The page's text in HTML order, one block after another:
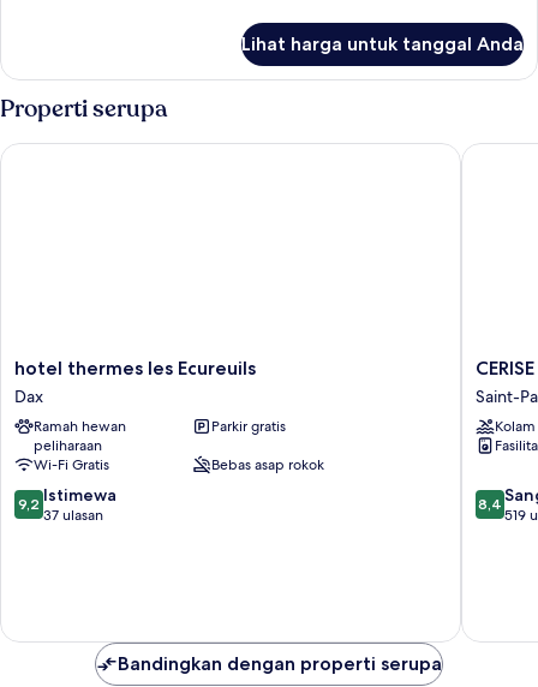
Kamar
Twin
Lihat harga untuk tanggal Anda
Properti serupa
hotel
thermes
les
Ecureuils
Dax
hotel thermes les Ecureuils
Dax
Ramah hewan
peliharaan
Parkir gratis
Wi-Fi Gratis
Bebas asap rokok
9.2
dari
9,2 Istimewa
37 ulasan
hotel thermes les Ecureuils
CERISE
Dax
-
Les
Jardins
Lac
Saint-
Saint-
8.4
dari
8,4
519
CERISE
Bandingkan dengan properti serupa